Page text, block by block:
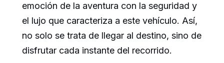
emoción de la aventura con la seguridad y
el lujo que caracteriza a este vehículo. Así,
no solo se trata de llegar al destino, sino de
disfrutar cada instante del recorrido.